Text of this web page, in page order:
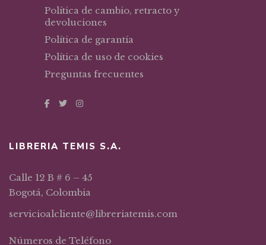
Política de cambio, retracto y
devoluciones
Política de garantía
Política de uso de cookies
Preguntas frecuentes
LIBRERIA TEMIS S.A.
Calle 12 B # 6 – 45
Bogotá, Colombia
servicioalcliente@libreriatemis.com
Números de Teléfono